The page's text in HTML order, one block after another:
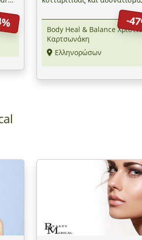
"Body Heal & Balance" πλησίον
μετρό Κατεχάκη
-
Body Heal & Balance
Καρτσωνάκη
Ελληνορώσων